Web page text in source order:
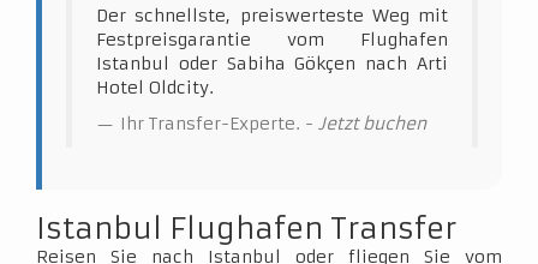
Der schnellste, preiswerteste Weg mit
Festpreisgarantie vom Flughafen
Istanbul oder Sabiha Gökçen nach Arti
Hotel Oldcity.
Ihr Transfer-Experte. - Jetzt buchen
Istanbul Flughafen Transfer
Reisen Sie nach Istanbul oder fliegen Sie vom